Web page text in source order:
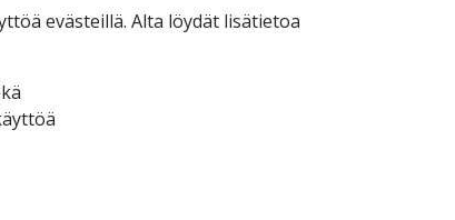
evästeillä. Alta löydät lisätietoa